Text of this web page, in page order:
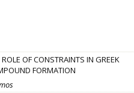
ROLE OF CONSTRAINTS IN GREEK
FORMATION